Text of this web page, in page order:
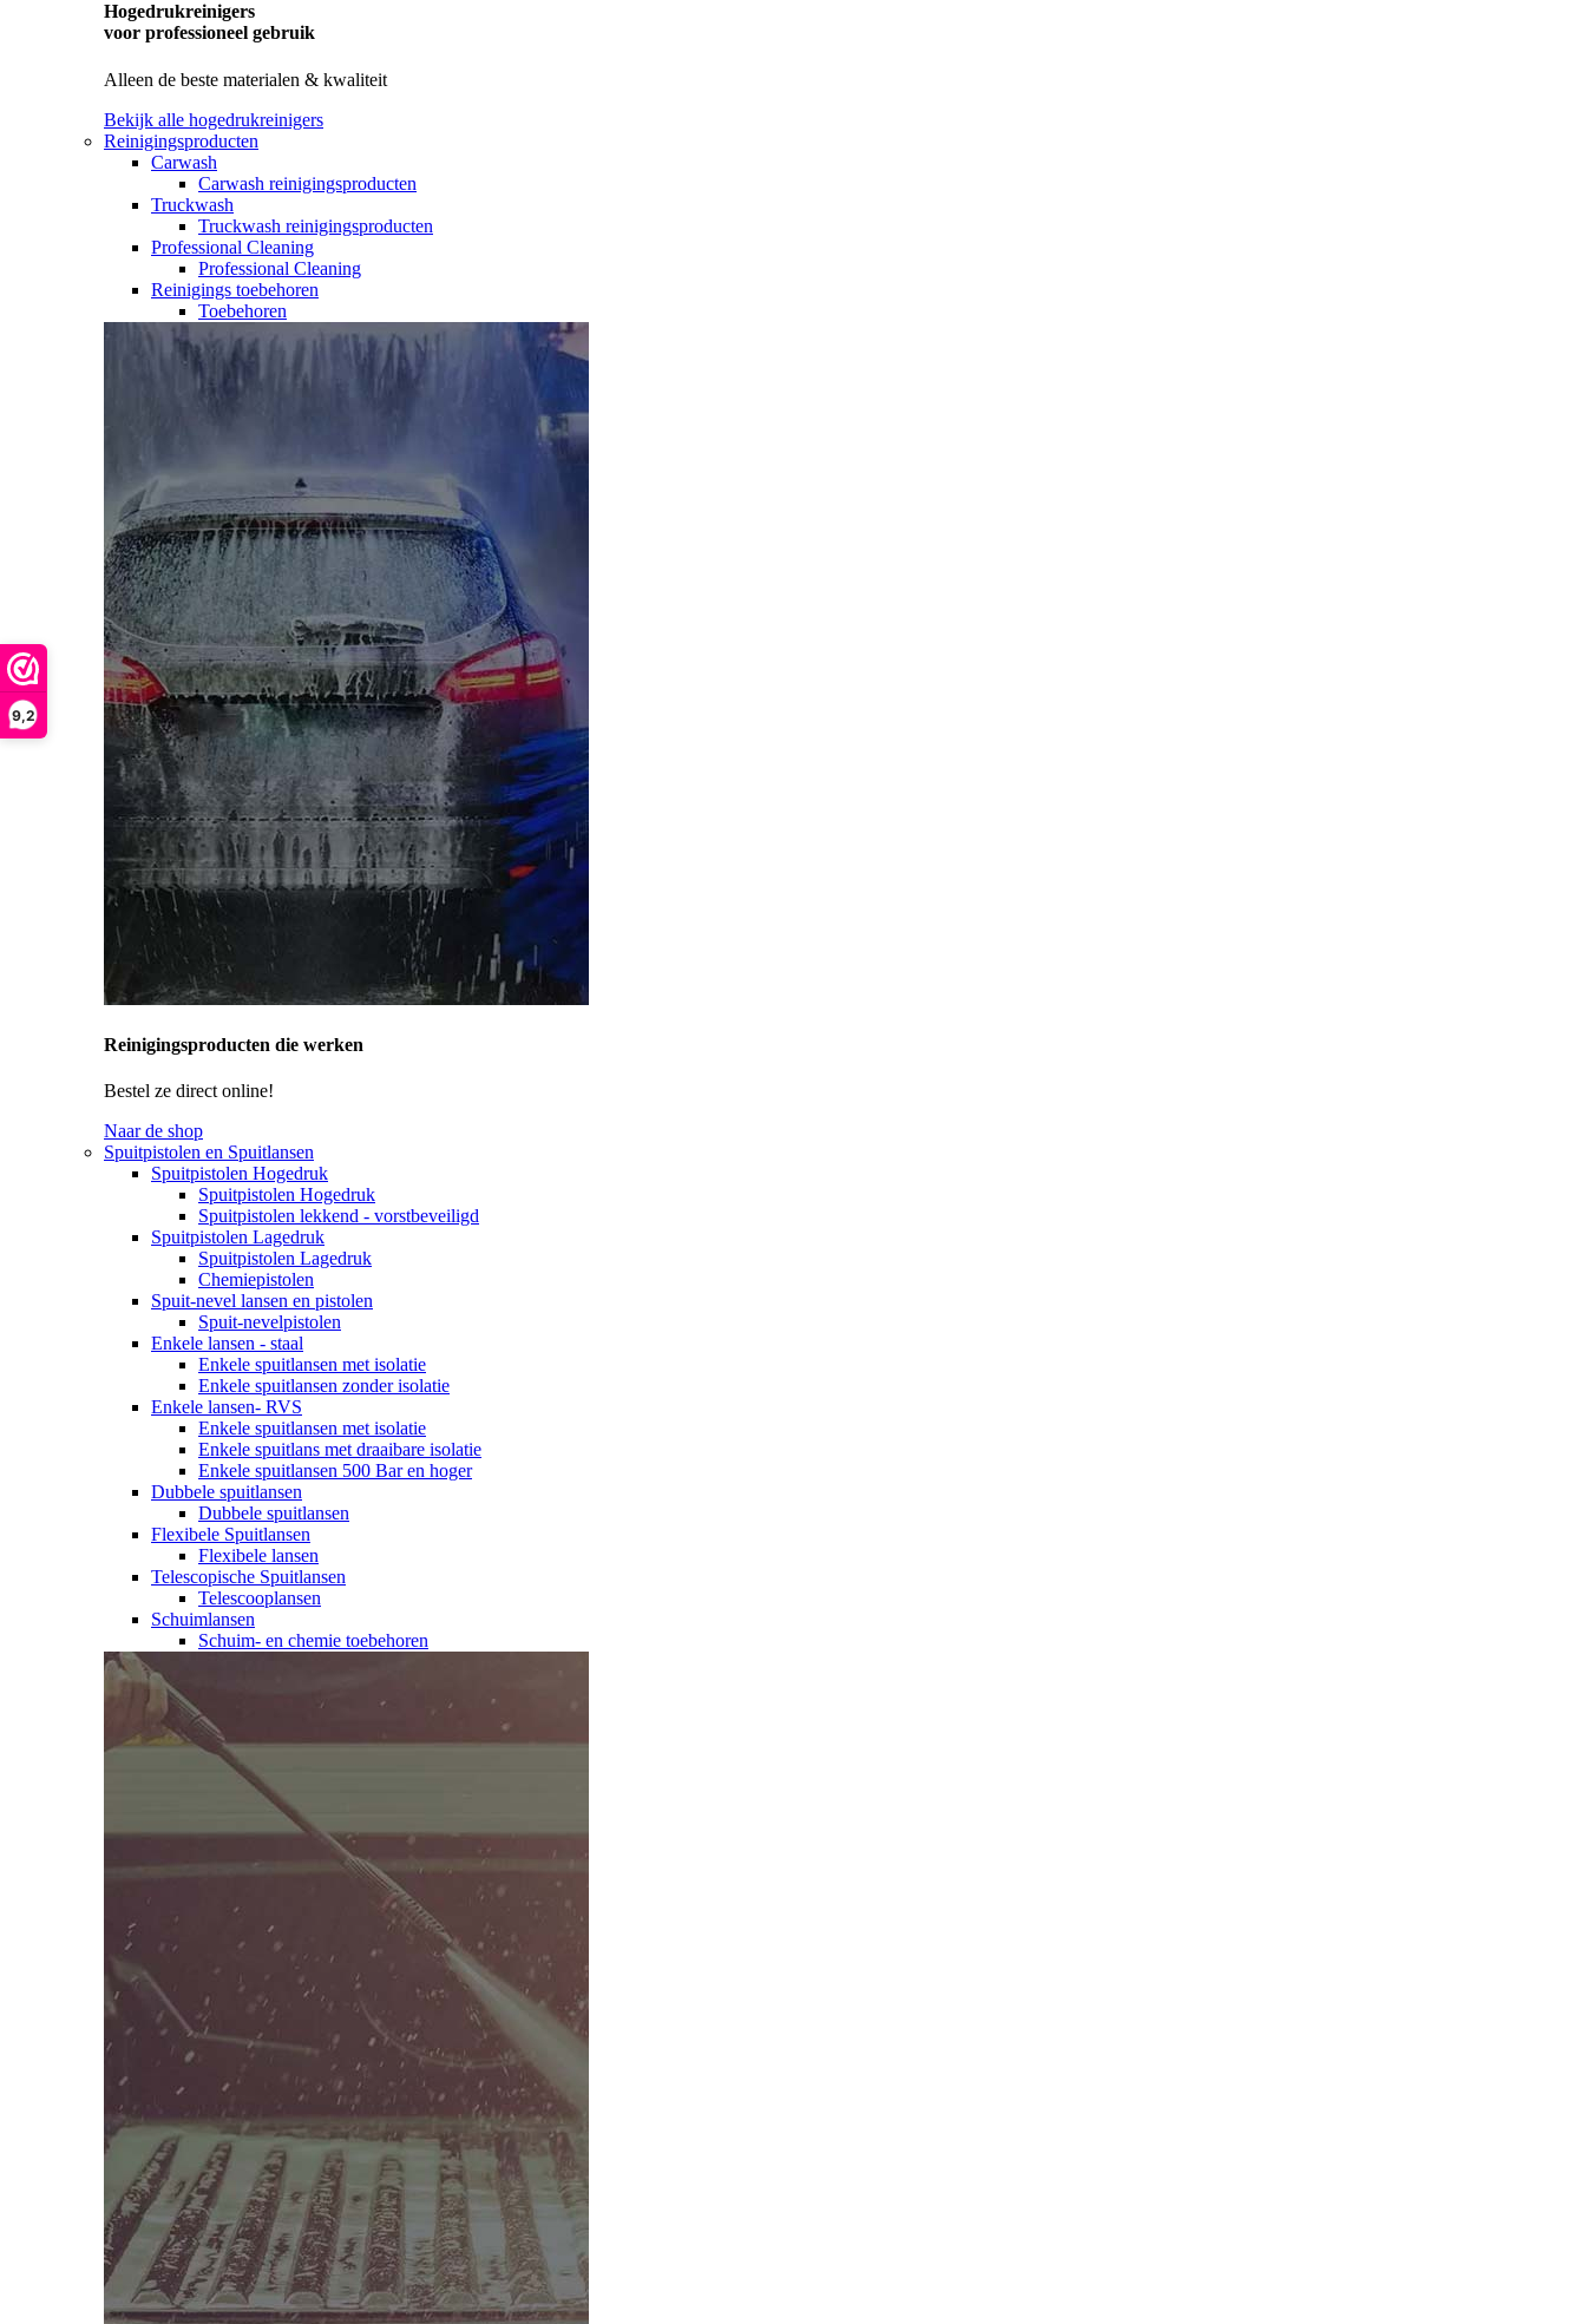
9,2
Hogedrukreinigers
voor professioneel gebruik
Alleen de beste materialen & kwaliteit
Bekijk alle hogedrukreinigers
Reinigingsproducten
Carwash
Carwash reinigingsproducten
Truckwash
Truckwash reinigingsproducten
Professional Cleaning
Professional Cleaning
Reinigings toebehoren
Toebehoren
Reinigingsproducten die werken
Bestel ze direct online!
Naar de shop
Spuitpistolen en Spuitlansen
Spuitpistolen Hogedruk
Spuitpistolen Hogedruk
Spuitpistolen lekkend - vorstbeveiligd
Spuitpistolen Lagedruk
Spuitpistolen Lagedruk
Chemiepistolen
Spuit-nevel lansen en pistolen
Spuit-nevelpistolen
Enkele lansen - staal
Enkele spuitlansen met isolatie
Enkele spuitlansen zonder isolatie
Enkele lansen- RVS
Enkele spuitlansen met isolatie
Enkele spuitlans met draaibare isolatie
Enkele spuitlansen 500 Bar en hoger
Dubbele spuitlansen
Dubbele spuitlansen
Flexibele Spuitlansen
Flexibele lansen
Telescopische Spuitlansen
Telescooplansen
Schuimlansen
Schuim- en chemie toebehoren